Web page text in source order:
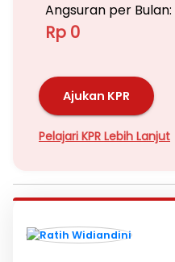
Angsuran per Bulan:
Rp 0
Ajukan KPR
Pelajari KPR Lebih Lanjut